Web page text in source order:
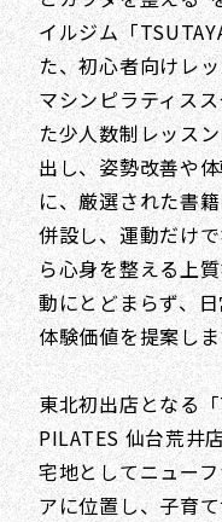
イルジム「
た、初心者向けレ
マシンピラティス
た少人数制レッス
出し、姿勢改善や
に、厳選された書
併設し、運動だけ
ら心身を整える上
動にとどまらず、
体験価値を提案し
東北初出店となる
PILATES 仙台荒井
宅地としてニュー
アに位置し、子育